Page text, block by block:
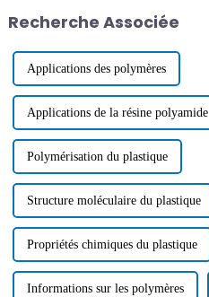
Recherche Associée
Applications des polymères
Applications de la résine polyamide
Polymérisation du plastique
Structure moléculaire du plastique
Propriétés chimiques du plastique
Informations sur les polymères